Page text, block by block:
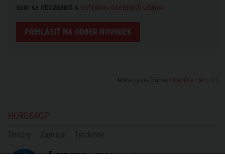
som sa oboznámil s ochranou osobných údajov
PRIHLÁSIŤ NA ODBER NOVINIEK
Máte tip na článok? Napíšte nám TU
HOROSKOP
Lev (23.7. - 22.8.) zmeniť